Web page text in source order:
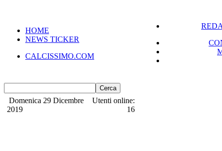
HOME
NEWS TICKER
CALCISSIMO.COM
Domenica 29 Dicembre
2019
Utenti online:
16